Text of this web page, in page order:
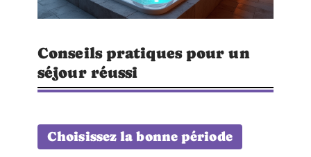
Conseils pratiques pour un
séjour réussi
Choisissez la bonne période